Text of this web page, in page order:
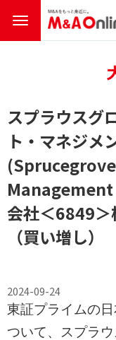
スプラウスグ
ト・マネジメ
Management
会社＜6849＞
（買い増し）
2024-09-24
東証プライムの
ついて、スプラ